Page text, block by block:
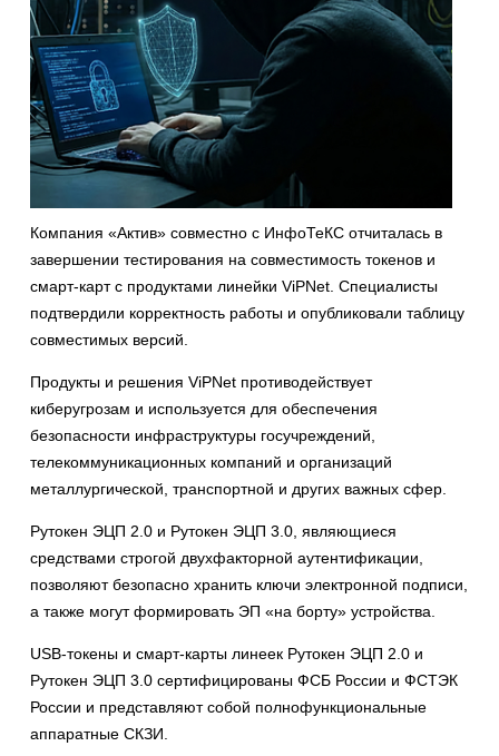
Компания «Актив» совместно с ИнфоТеКС отчиталась в
завершении тестирования на совместимость токенов и
смарт-карт с продуктами линейки ViPNet. Специалисты
подтвердили корректность работы и опубликовали таблицу
совместимых версий.
Продукты и решения ViPNet противодействует
киберугрозам и используется для обеспечения
безопасности инфраструктуры госучреждений,
телекоммуникационных компаний и организаций
металлургической, транспортной и других важных сфер.
Рутокен ЭЦП 2.0 и Рутокен ЭЦП 3.0, являющиеся
средствами строгой двухфакторной аутентификации,
позволяют безопасно хранить ключи электронной подписи,
а также могут формировать ЭП «на борту» устройства.
USB-токены и смарт-карты линеек Рутокен ЭЦП 2.0 и
Рутокен ЭЦП 3.0 сертифицированы ФСБ России и ФСТЭК
России и представляют собой полнофункциональные
аппаратные СКЗИ.